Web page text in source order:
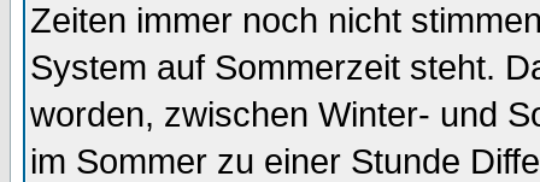
Zeiten immer noch nicht
System auf Sommerzeit steht.
worden, zwischen Winter- und
im Sommer zu einer Stunde